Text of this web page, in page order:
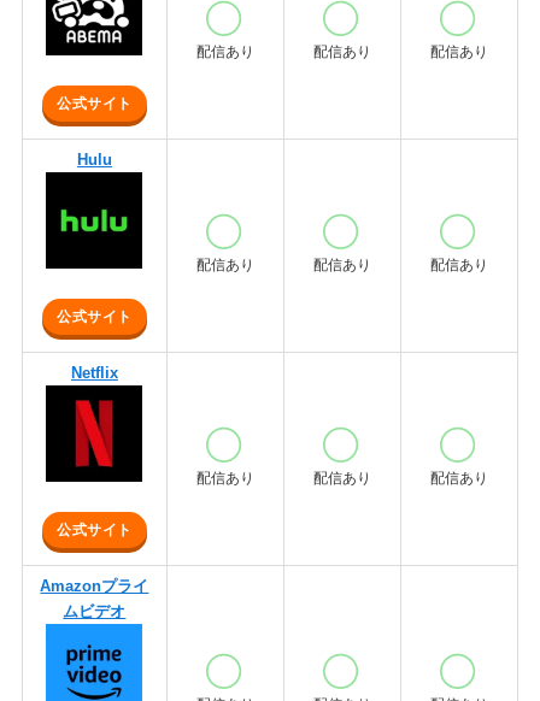
公式サイト
配信あり 配信あり 配信あり
Hulu
公式サイト
配信あり 配信あり 配信あり
Netflix
公式サイト
配信あり 配信あり 配信あり
Amazonプライ
ムビデオ